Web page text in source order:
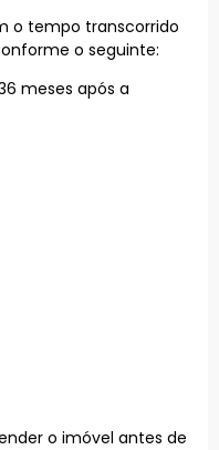
o tempo transcorrido
o seguinte:
meses após a
o imóvel antes de